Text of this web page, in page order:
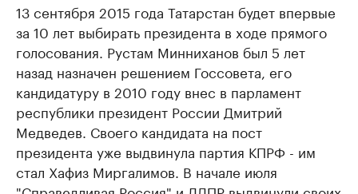
13 сентября 2015 года Татарстан будет впервые
за 10 лет выбирать президента в ходе прямого
голосования. Рустам Минниханов был 5 лет
назад назначен решением Госсовета, его
кандидатуру в 2010 году внес в парламент
республики президент России Дмитрий
Медведев. Своего кандидата на пост
президента уже выдвинула партия КПРФ - им
стал Хафиз Миргалимов. В начале июля